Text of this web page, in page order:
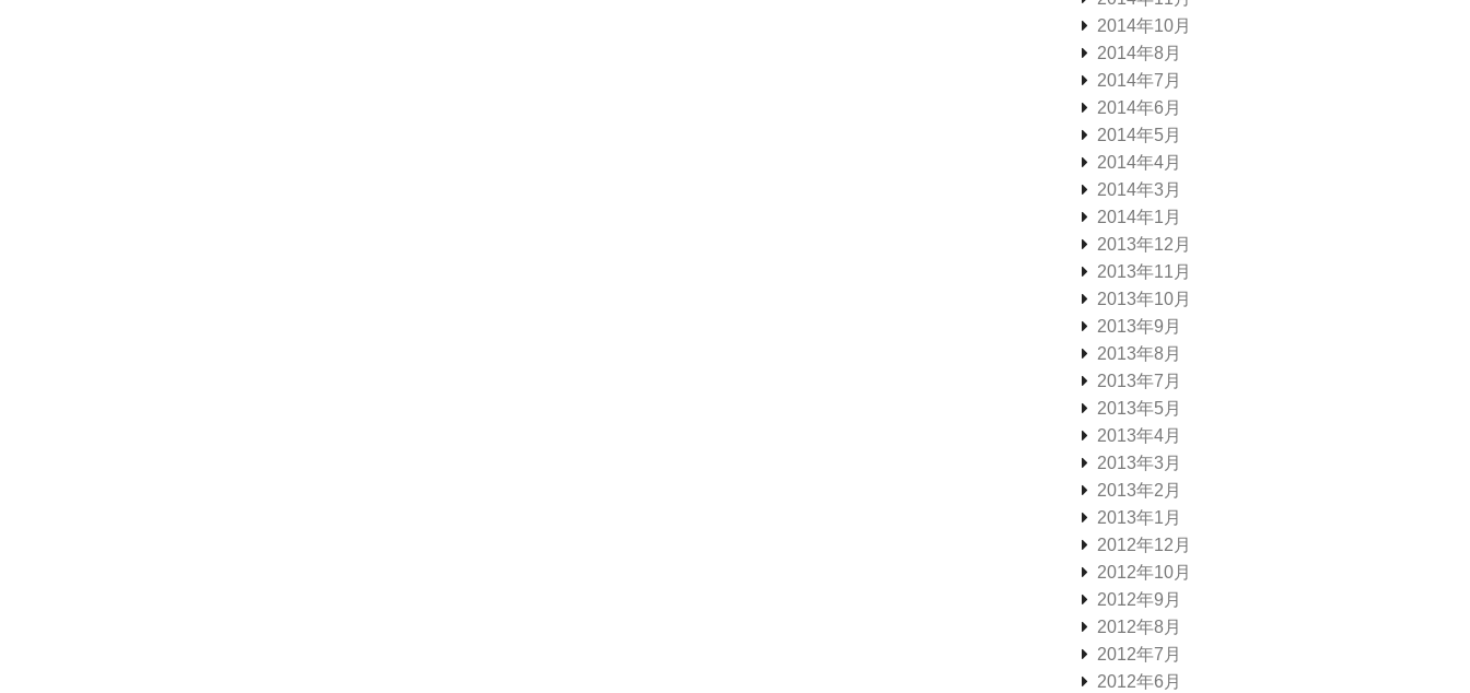
2014年10月
2014年8月
2014年7月
2014年6月
2014年5月
2014年4月
2014年3月
2014年1月
2013年12月
2013年11月
2013年10月
2013年9月
2013年8月
2013年7月
2013年5月
2013年4月
2013年3月
2013年2月
2013年1月
2012年12月
2012年10月
2012年9月
2012年8月
2012年7月
2012年6月